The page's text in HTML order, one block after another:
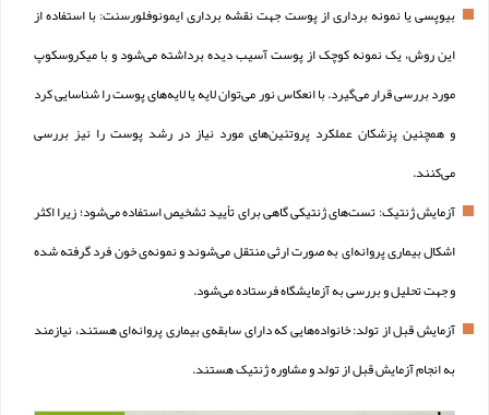
بیوپسی یا نمونه برداری از پوست جهت نقشه برداری ایمونوفلورسنت: با استفاده از
این روش، یک نمونه کوچک از پوست آسیب دیده برداشته می‌شود و با میکروسکوپ
مورد بررسی قرار می‌گیرد. با انعکاس نور می‌توان لایه یا لایه‌های پوست را شناسایی کرد
و همچنین پزشکان عملکرد پروتئین‌های مورد نیاز در رشد پوست را نیز بررسی
می‌کنند.
آزمایش ژنتیک: تست‌های ژنتیکی گاهی برای تأیید تشخیص استفاده می‌شود؛ زیرا اکثر
اشکال بیماری پروانه‌ای به صورت ارثی منتقل می‌شوند و نمونه‌ی خون فرد گرفته شده
و جهت تحلیل و بررسی به آزمایشگاه فرستاده می‌شود.
آزمایش قبل از تولد: خانواده‌هایی که دارای سابقه‌ی بیماری پروانه‌ای هستند، نیازمند
به انجام آزمایش قبل از تولد و مشاوره‌ ژنتیک هستند.